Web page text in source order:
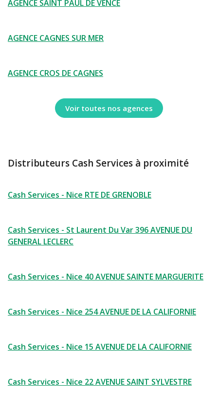
AGENCE SAINT PAUL DE VENCE
AGENCE CAGNES SUR MER
AGENCE CROS DE CAGNES
Voir toutes nos agences
Distributeurs Cash Services à proximité
Cash Services - Nice RTE DE GRENOBLE
Cash Services - St Laurent Du Var 396 AVENUE DU
GENERAL LECLERC
Cash Services - Nice 40 AVENUE SAINTE MARGUERITE
Cash Services - Nice 254 AVENUE DE LA CALIFORNIE
Cash Services - Nice 15 AVENUE DE LA CALIFORNIE
Cash Services - Nice 22 AVENUE SAINT SYLVESTRE